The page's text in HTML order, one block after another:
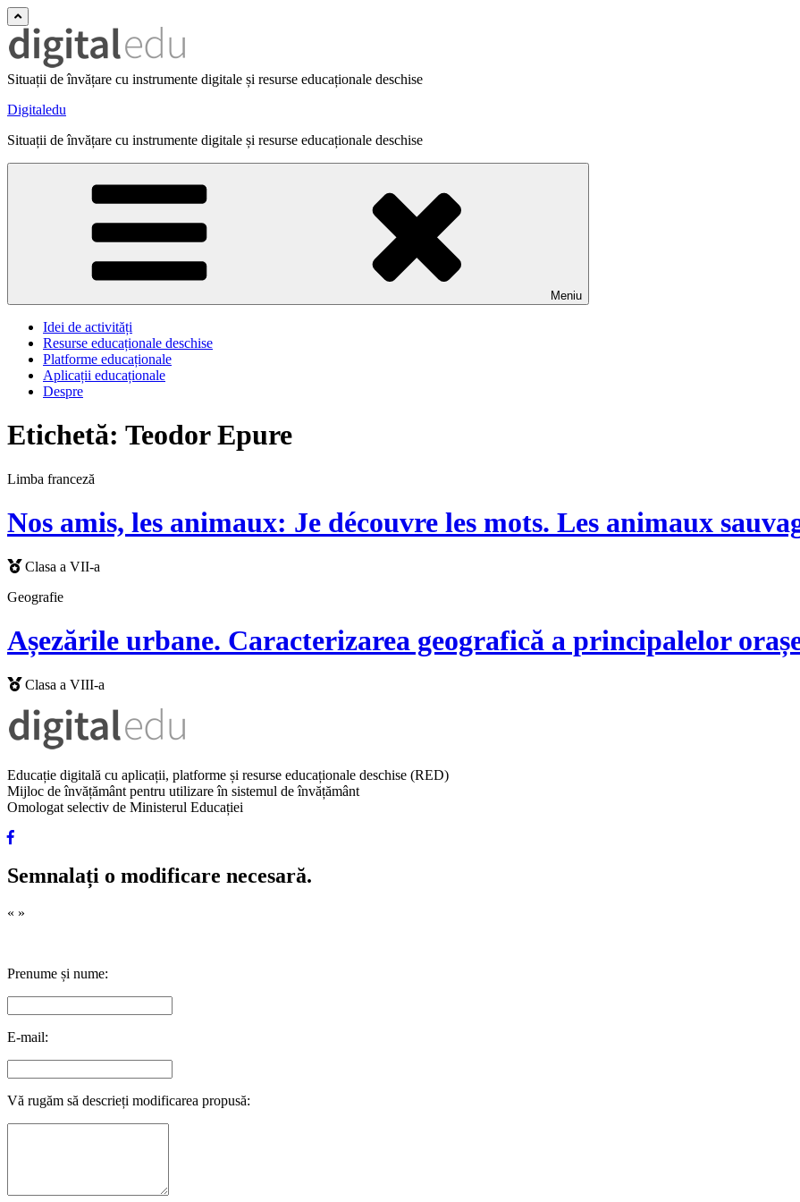
Situații de învățare cu instrumente digitale și resurse educaționale deschise
Digitaledu
Situații de învățare cu instrumente digitale și resurse educaționale deschise
Meniu
Idei de activități
Resurse educaționale deschise
Platforme educaționale
Aplicații educaționale
Despre
Etichetă: Teodor Epure
Limba franceză
Nos amis, les animaux: Je découvre les mots. Les animaux
Clasa a VII-a
Geografie
Așezările urbane. Caracterizarea geografică a principalelor
Clasa a VIII-a
Educație digitală cu aplicații, platforme și resurse educaționale deschise (RED)
Mijloc de învățământ pentru utilizare în sistemul de învățământ
Omologat selectiv de Ministerul Educației
Semnalați o modificare necesară.
« »
Prenume și nume:
E-mail:
Vă rugăm să descrieți modificarea propusă: